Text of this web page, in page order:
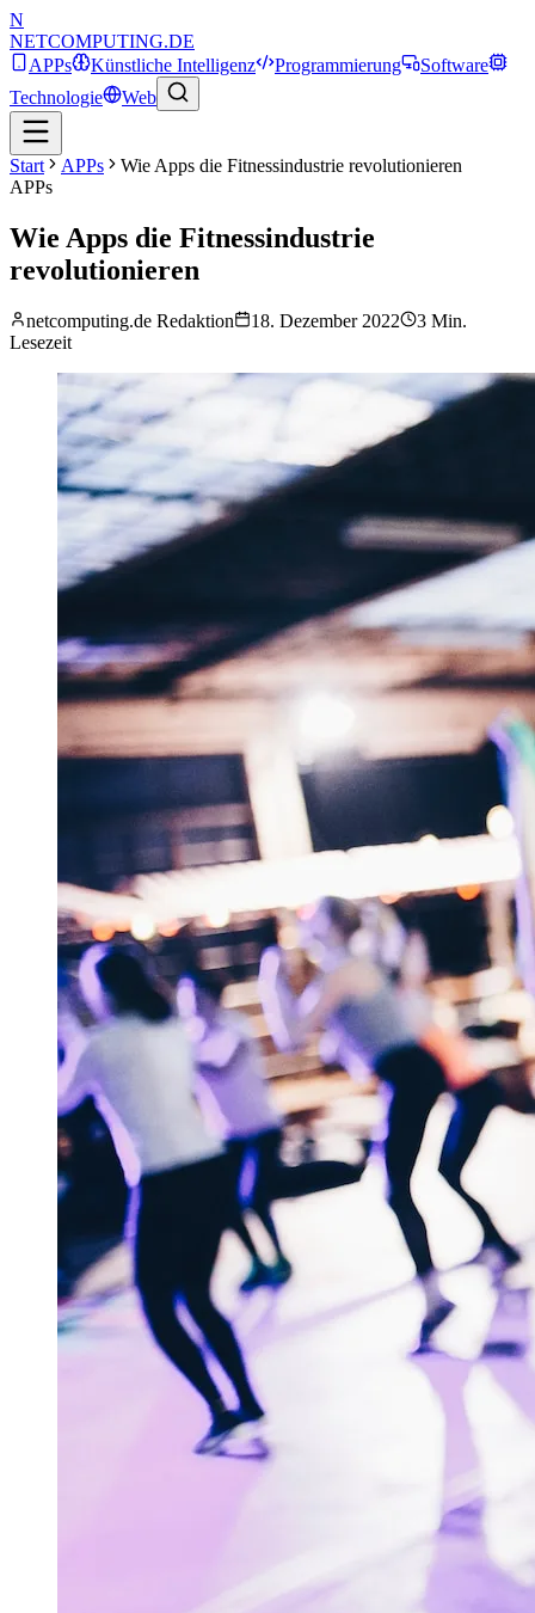
N
NETCOMPUTING.DE
APPs
Künstliche Intelligenz Programmierung
Software
Technologie
Web
Start APPs
Wie Apps die Fitnessindustrie revolutionieren
APPs
Wie Apps die Fitnessindustrie
revolutionieren
netcomputing.de Redaktion 18. Dezember 2022 3 Min.
Lesezeit